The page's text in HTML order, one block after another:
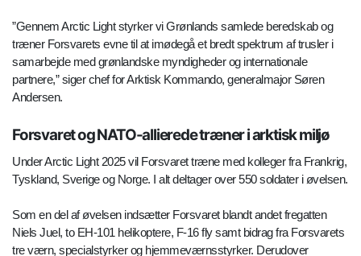
”Gennem Arctic Light styrker vi Grønlands samlede beredskab og
træner Forsvarets evne til at imødegå et bredt spektrum af trusler i
samarbejde med grønlandske myndigheder og internationale
partnere,” siger chef for Arktisk Kommando, generalmajor Søren
Andersen.
Forsvaret og NATO-allierede træner i arktisk miljø
Under Arctic Light 2025 vil Forsvaret træne med kolleger fra Frankrig,
Tyskland, Sverige og Norge. I alt deltager over 550 soldater i øvelsen.
Som en del af øvelsen indsætter Forsvaret blandt andet fregatten
Niels Juel, to EH-101 helikoptere, F-16 fly samt bidrag fra Forsvarets
tre værn, specialstyrker og hjemmeværnsstyrker. Derudover